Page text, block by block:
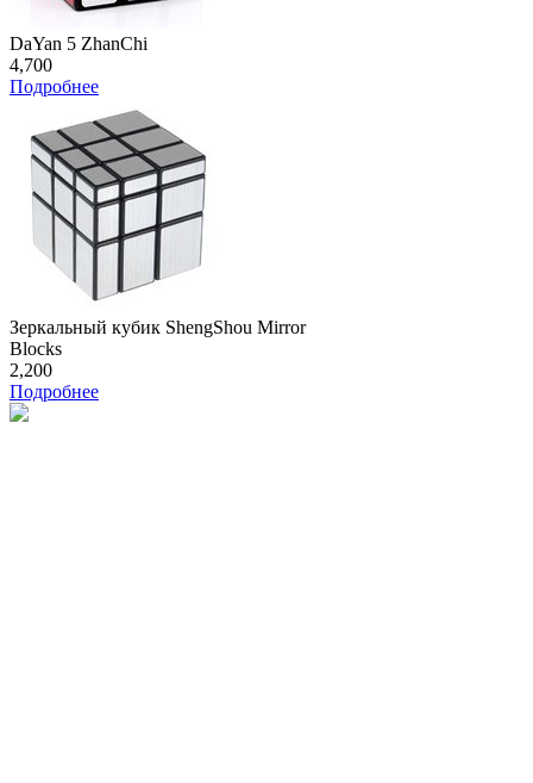
DaYan 5 ZhanChi
4,700
Подробнее
Зеркальный кубик ShengShou Mirror
Blocks
2,200
Подробнее